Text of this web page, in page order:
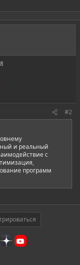
#2
и реальный
с
программ